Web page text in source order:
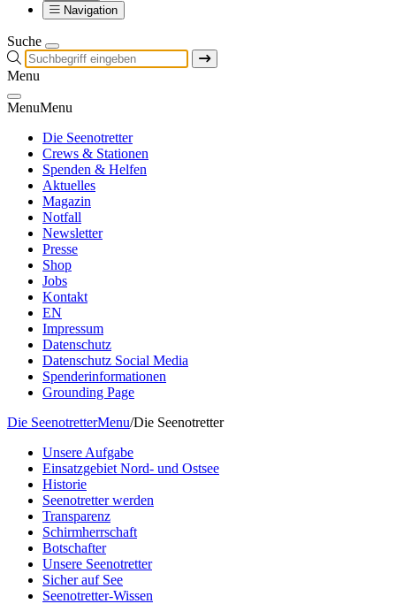
Navigation
Suche
Menu
MenuMenu
Die Seenotretter
Crews & Stationen
Spenden & Helfen
Aktuelles
Magazin
Notfall
Newsletter
Presse
Shop
Jobs
Kontakt
EN
Impressum
Datenschutz
Datenschutz Social Media
Spenderinformationen
Grounding Page
Die SeenotretterMenu/Die Seenotretter
Unsere Aufgabe
Einsatzgebiet Nord- und Ostsee
Historie
Seenotretter werden
Transparenz
Schirmherrschaft
Botschafter
Unsere Seenotretter
Sicher auf See
Seenotretter-Wissen